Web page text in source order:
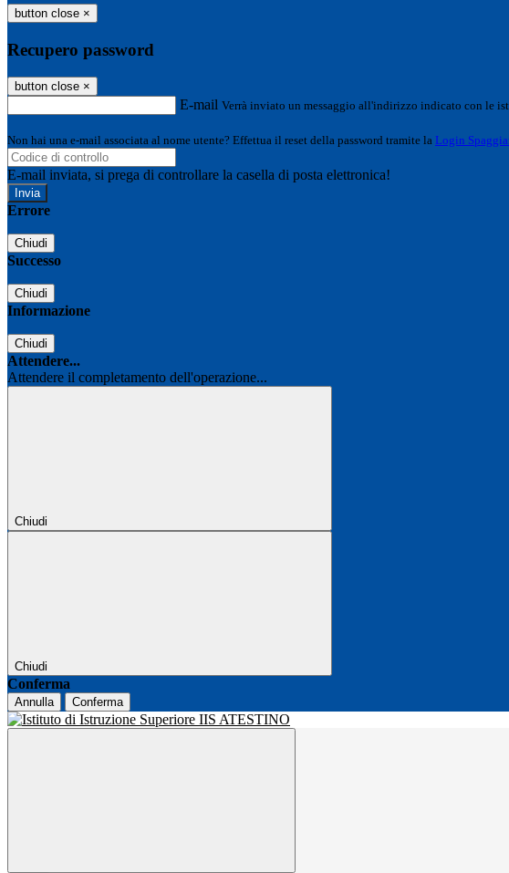
button close ×
Recupero password
button close ×
E-mail Verrà inviato un messaggio all'indirizzo indicato con le
Non hai una e-mail associata al nome utente? Effettua il reset della password tramite la Login
E-mail inviata, si prega di controllare la casella di posta elettronica!
Errore
Chiudi
Successo
Chiudi
Informazione
Chiudi
Attendere...
Attendere il completamento dell'operazione...
Chiudi
Chiudi
Conferma
Annulla Conferma